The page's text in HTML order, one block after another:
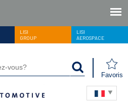
LISI
GROUP
LISI
AEROSPACE
Favoris